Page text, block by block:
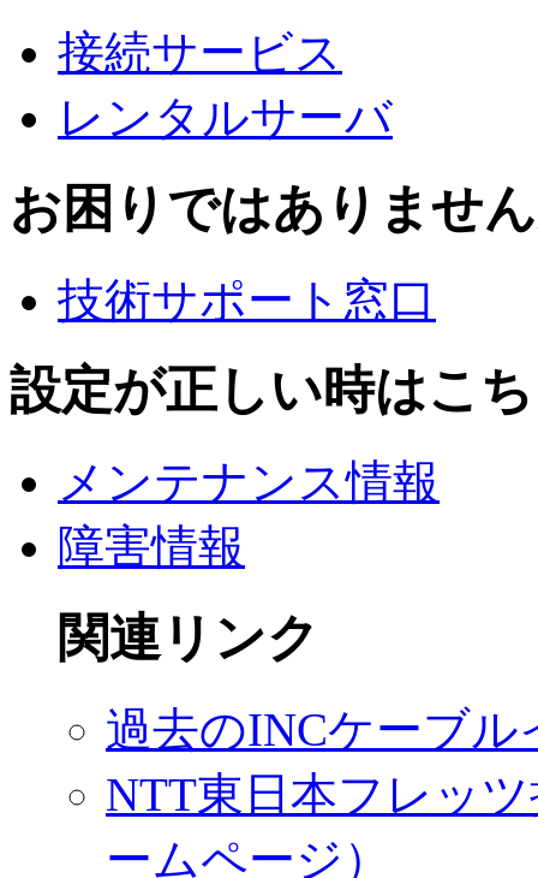
接続サービス
レンタルサーバ
お困りではありませ
技術サポート窓口
設定が正しい時はこ
メンテナンス情報
障害情報
関連リンク
過去のINCケーブ
NTT東日本フレッ
ームページ）